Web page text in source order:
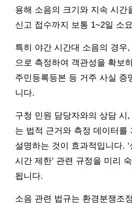
용해 소음의 크기와 지속 시간
신고 접수까지 보통 1~2일 소
특히 야간 시간대 소음의 경우
으로 측정하여 객관성을 확보
주민등록등본 등 거주 사실 증
니다.
구청 민원 담당자와의 상담 시
는 법적 근거와 측정 데이터를
설명하는 것이 효과적입니다.
시간 제한’ 관련 규정을 미리
됩니다.
소음 관련 법규는 환경분쟁조